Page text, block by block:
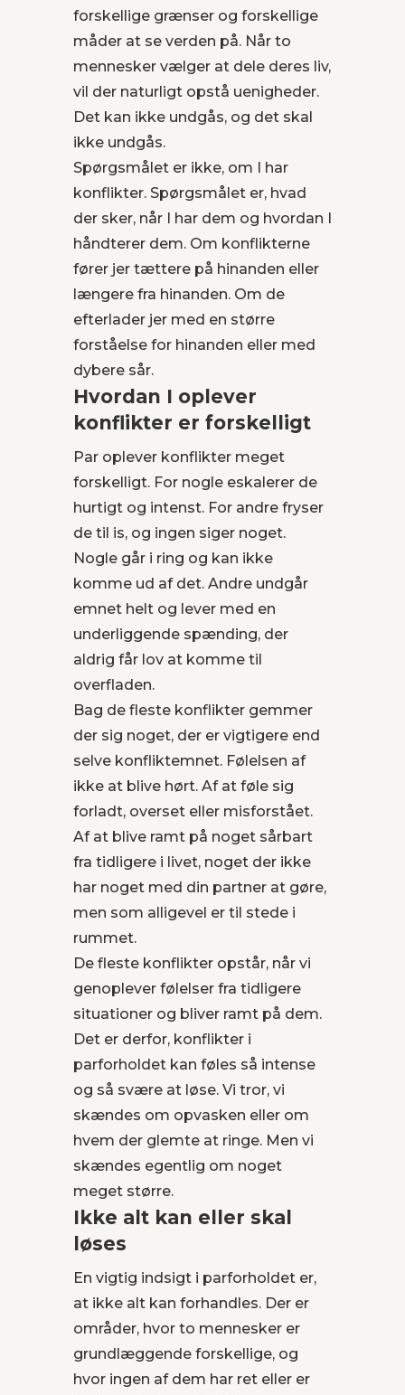
forskellige grænser og forskellige
måder at se verden på. Når to
mennesker vælger at dele deres liv,
vil der naturligt opstå uenigheder.
Det kan ikke undgås, og det skal
ikke undgås.
Spørgsmålet er ikke, om I har
konflikter. Spørgsmålet er, hvad
der sker, når I har dem og hvordan I
håndterer dem. Om konflikterne
fører jer tættere på hinanden eller
længere fra hinanden. Om de
efterlader jer med en større
forståelse for hinanden eller med
dybere sår.
Hvordan I oplever
konflikter er forskelligt
Par oplever konflikter meget
forskelligt. For nogle eskalerer de
hurtigt og intenst. For andre fryser
de til is, og ingen siger noget.
Nogle går i ring og kan ikke
komme ud af det. Andre undgår
emnet helt og lever med en
underliggende spænding, der
aldrig får lov at komme til
overfladen.
Bag de fleste konflikter gemmer
der sig noget, der er vigtigere end
selve konfliktemnet. Følelsen af
ikke at blive hørt. Af at føle sig
forladt, overset eller misforstået.
Af at blive ramt på noget sårbart
fra tidligere i livet, noget der ikke
har noget med din partner at gøre,
men som alligevel er til stede i
rummet.
De fleste konflikter opstår, når vi
genoplever følelser fra tidligere
situationer og bliver ramt på dem.
Det er derfor, konflikter i
parforholdet kan føles så intense
og så svære at løse. Vi tror, vi
skændes om opvasken eller om
hvem der glemte at ringe. Men vi
skændes egentlig om noget
meget større.
Ikke alt kan eller skal
løses
En vigtig indsigt i parforholdet er,
at ikke alt kan forhandles. Der er
områder, hvor to mennesker er
grundlæggende forskellige, og
hvor ingen af dem har ret eller er